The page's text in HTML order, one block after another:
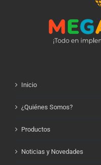
Inicio
¿Quiénes Somos?
Productos
Noticias y Novedades